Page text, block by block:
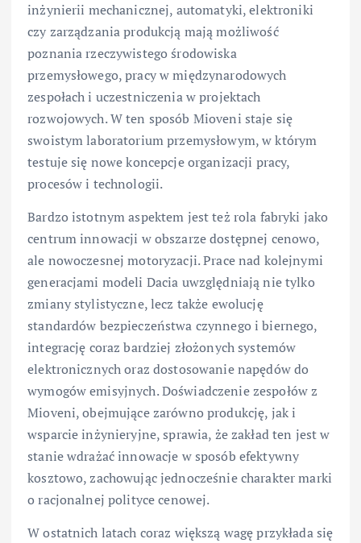
inżynierii mechanicznej, automatyki, elektroniki
czy zarządzania produkcją mają możliwość
poznania rzeczywistego środowiska
przemysłowego, pracy w międzynarodowych
zespołach i uczestniczenia w projektach
rozwojowych. W ten sposób Mioveni staje się
swoistym laboratorium przemysłowym, w którym
testuje się nowe koncepcje organizacji pracy,
procesów i technologii.
Bardzo istotnym aspektem jest też rola fabryki jako
centrum innowacji w obszarze dostępnej cenowo,
ale nowoczesnej motoryzacji. Prace nad kolejnymi
generacjami modeli Dacia uwzględniają nie tylko
zmiany stylistyczne, lecz także ewolucję
standardów bezpieczeństwa czynnego i biernego,
integrację coraz bardziej złożonych systemów
elektronicznych oraz dostosowanie napędów do
wymogów emisyjnych. Doświadczenie zespołów z
Mioveni, obejmujące zarówno produkcję, jak i
wsparcie inżynieryjne, sprawia, że zakład ten jest w
stanie wdrażać innowacje w sposób efektywny
kosztowo, zachowując jednocześnie charakter marki
o racjonalnej polityce cenowej.
W ostatnich latach coraz większą wagę przykłada się